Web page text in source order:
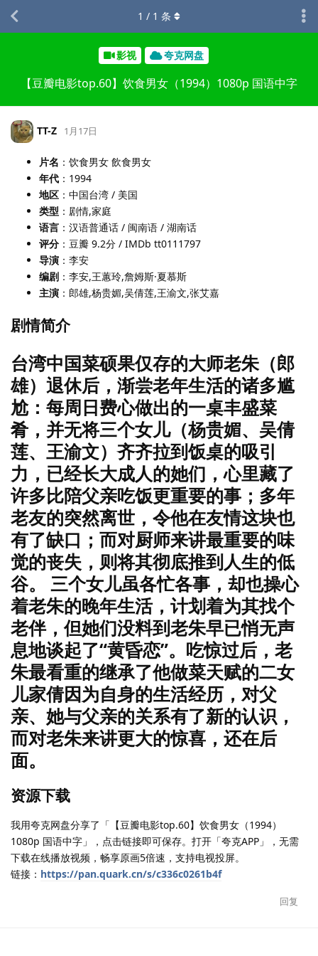
影视 夸克网盘
【豆瓣电影top.60】饮食男女（1994）1080p 国语中字
1 / 1 条
TT-Z 1月17日
片名 ：饮食男女 飲食男女
年代 ：1994
地区 ：中国台湾 / 美国
类型 ：剧情,家庭
语言 ：汉语普通话 / 闽南语 / 湖南话
评分 ：豆瓣 9.2分 / IMDb tt0111797
导演 ：李安
编剧 ：李安,王蕙玲,詹姆斯·夏慕斯
主演 ：郎雄,杨贵媚,吴倩莲,王渝文,张艾嘉
剧情简介
台湾中国菜硕果仅存的大师老朱（郎
雄）退休后，渐尝老年生活的诸多尴
尬：每周日费心做出的一桌丰盛菜
肴，并无将三个女儿（杨贵媚、吴倩
莲、王渝文）齐齐拉到饭桌的吸引
力，已经长大成人的她们，心里藏了
许多比陪父亲吃饭更重要的事；多年
老友的突然离世，令他在友情这块也
有了缺口；而对厨师来讲最重要的味
觉的丧失，则将其彻底推到人生的低
谷。 三个女儿虽各忙各事，却也操心
着老朱的晚年生活，计划着为其找个
老伴，但她们没料到老朱早已悄无声
息地谈起了“黄昏恋”。吃惊过后，老
朱最看重的继承了他做菜天赋的二女
儿家倩因为自身的生活经历，对父
亲、她与父亲的关系有了新的认识，
而对老朱来讲更大的惊喜，还在后
面。
资源下载
我用夸克网盘分享了「【豆瓣电影top.60】饮食男女（1994）
1080p 国语中字」，点击链接即可保存。打开「夸克APP」，无需
下载在线播放视频，畅享原画5倍速，支持电视投屏。
链接： https://pan.quark.cn/s/c336c0261b4f
回复